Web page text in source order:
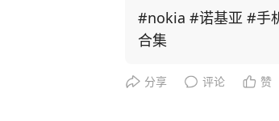
#nokia #诺基亚 #手
合集
分享 评论 赞